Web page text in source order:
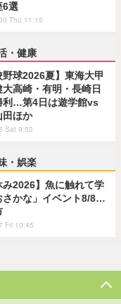
6選
Thu 11:15
・健康
野球2026夏】東海大甲
大高崎・有明・長崎日
利…第4日は遊学館vs
田ほか
Sat 9:52
・娯楽
み2026】魚に触れて学
さかな」イベント8/8…
Fri 10:45